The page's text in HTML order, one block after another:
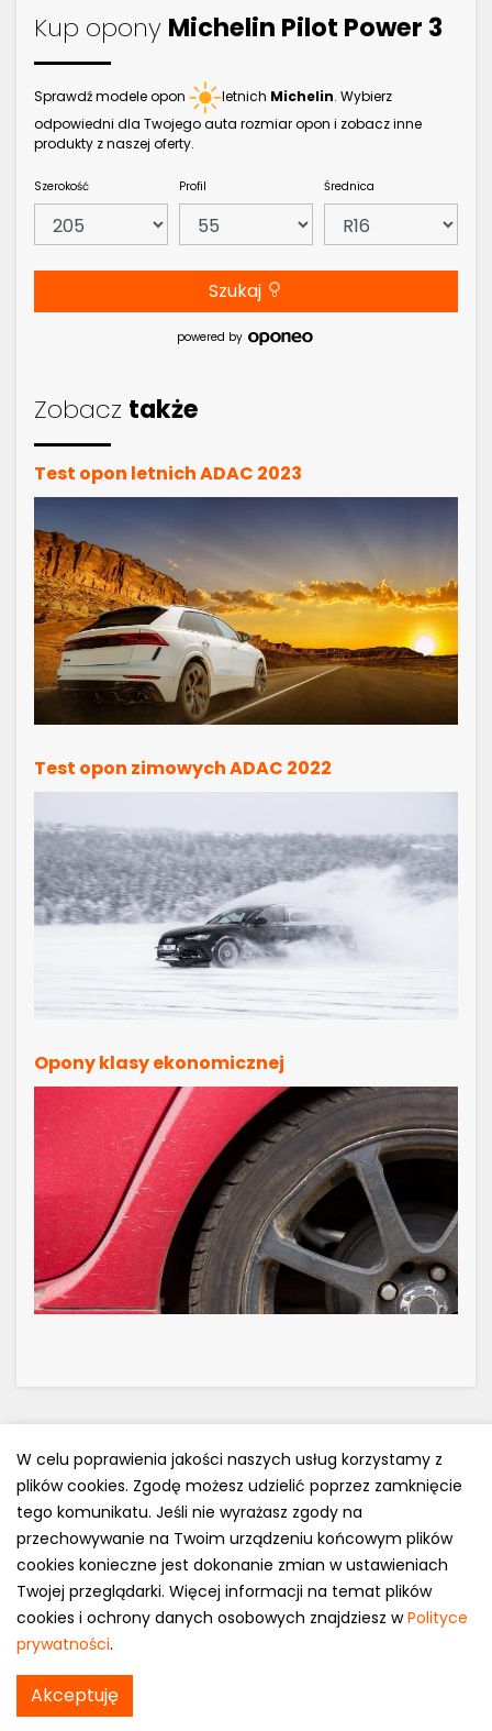
Kup opony Michelin Pilot Power 3
Sprawdź modele opon letnich Michelin. Wybierz
odpowiedni dla Twojego auta rozmiar opon i zobacz inne
produkty z naszej oferty.
Szerokość Profil Średnica
Szukaj
powered by
Zobacz także
Test opon letnich ADAC 2023
Test opon zimowych ADAC 2022
Opony klasy ekonomicznej
Polityka prywatności
e-mail: kontakt@opony.com.pl
Copyright © 2000-2023 Opony.com.pl
W celu poprawienia jakości naszych usług korzystamy z
plików cookies. Zgodę możesz udzielić poprzez zamknięcie
tego komunikatu. Jeśli nie wyrażasz zgody na
przechowywanie na Twoim urządzeniu końcowym plików
cookies konieczne jest dokonanie zmian w ustawieniach
Twojej przeglądarki. Więcej informacji na temat plików
cookies i ochrony danych osobowych znajdziesz wPolityce
prywatności.
Akceptuję